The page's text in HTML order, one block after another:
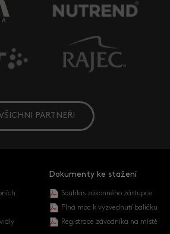
VŠICHNI PARTNEŘI
Dokumenty ke stažení
Souhlas zákonného zástupce
Plná moc k vyzvednutí balíčku
Registrace závodníka na místě